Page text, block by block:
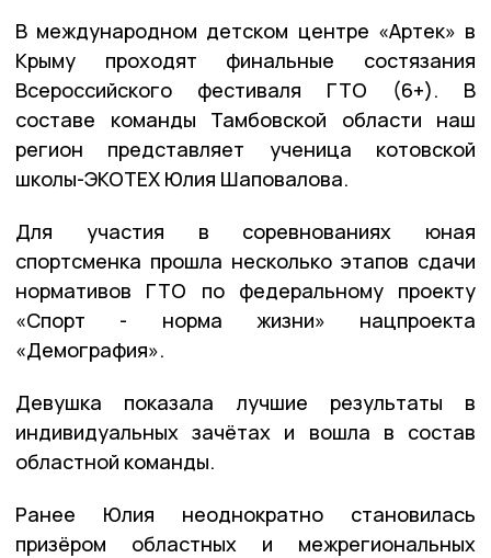
В международном детском центре «Артек» в
Крыму проходят финальные состязания
Всероссийского фестиваля ГТО (6+). В
составе команды Тамбовской области наш
регион представляет ученица котовской
школы-ЭКОТЕХ Юлия Шаповалова.
Для участия в соревнованиях юная
спортсменка прошла несколько этапов сдачи
нормативов ГТО по федеральному проекту
«Спорт - норма жизни» нацпроекта
«Демография».
Девушка показала лучшие результаты в
индивидуальных зачётах и вошла в состав
областной команды.
Ранее Юлия неоднократно становилась
призёром областных и межрегиональных